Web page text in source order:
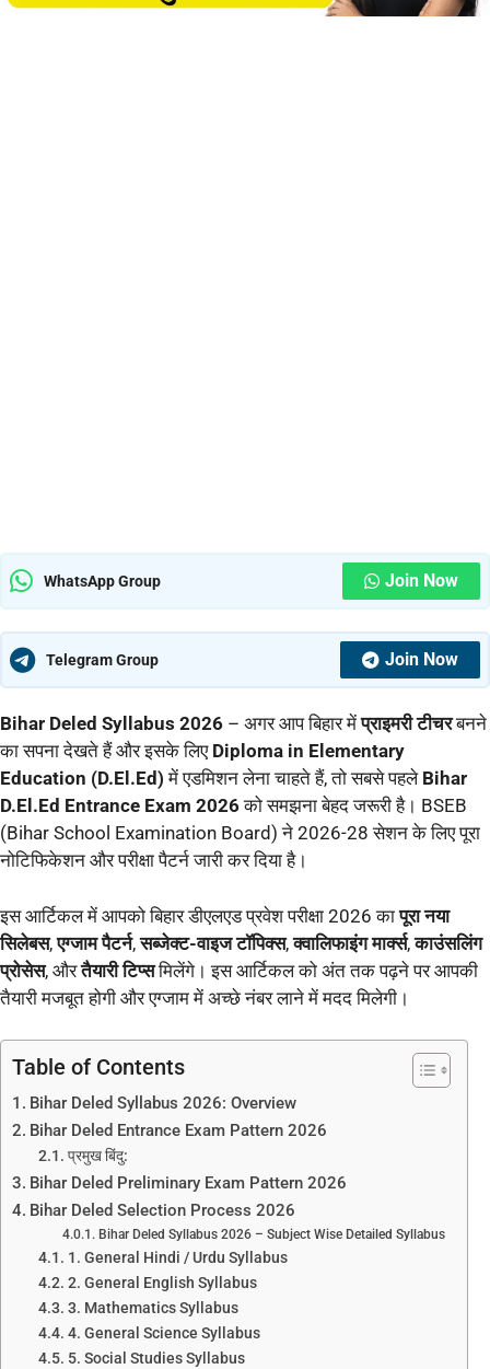
WhatsApp Group Join Now
Telegram Group Join Now
Bihar Deled Syllabus 2026 – अगर आप बिहार मेंप्राइमरी टीचरबनने
का सपना देखते हैं और इसके लिए Diploma in Elementary
Education (D.El.Ed) में एडमिशन लेना चाहते हैं, तो सबसे पहले Bihar
D.El.Ed Entrance Exam 2026को समझना बेहद जरूरी है। BSEB
(Bihar School Examination Board) ने 2026-28 सेशन के लिए पूरा
नोटिफिकेशन और परीक्षा पैटर्न जारी कर दिया है।
इस आर्टिकल में आपको बिहार डीएलएड प्रवेश परीक्षा 2026 कापूरा नया
सिलेबस,एग्जाम पैटर्न,सब्जेक्ट-वाइज टॉपिक्स,क्वालिफाइंग मार्क्स,काउंसलिंग
प्रोसेस, औरतैयारी टिप्समिलेंगे। इस आर्टिकल को अंत तक पढ़ने पर आपकी
तैयारी मजबूत होगी और एग्जाम में अच्छे नंबर लाने में मदद मिलेगी।
Table of Contents
Bihar Deled Syllabus 2026: Overview
Bihar Deled Entrance Exam Pattern 2026
प्रमुख बिंदु:
Bihar Deled Preliminary Exam Pattern 2026
Bihar Deled Selection Process 2026
Bihar Deled Syllabus 2026 – Subject Wise Detailed Syllabus
1. General Hindi / Urdu Syllabus
2. General English Syllabus
3. Mathematics Syllabus
4. General Science Syllabus
5. Social Studies Syllabus